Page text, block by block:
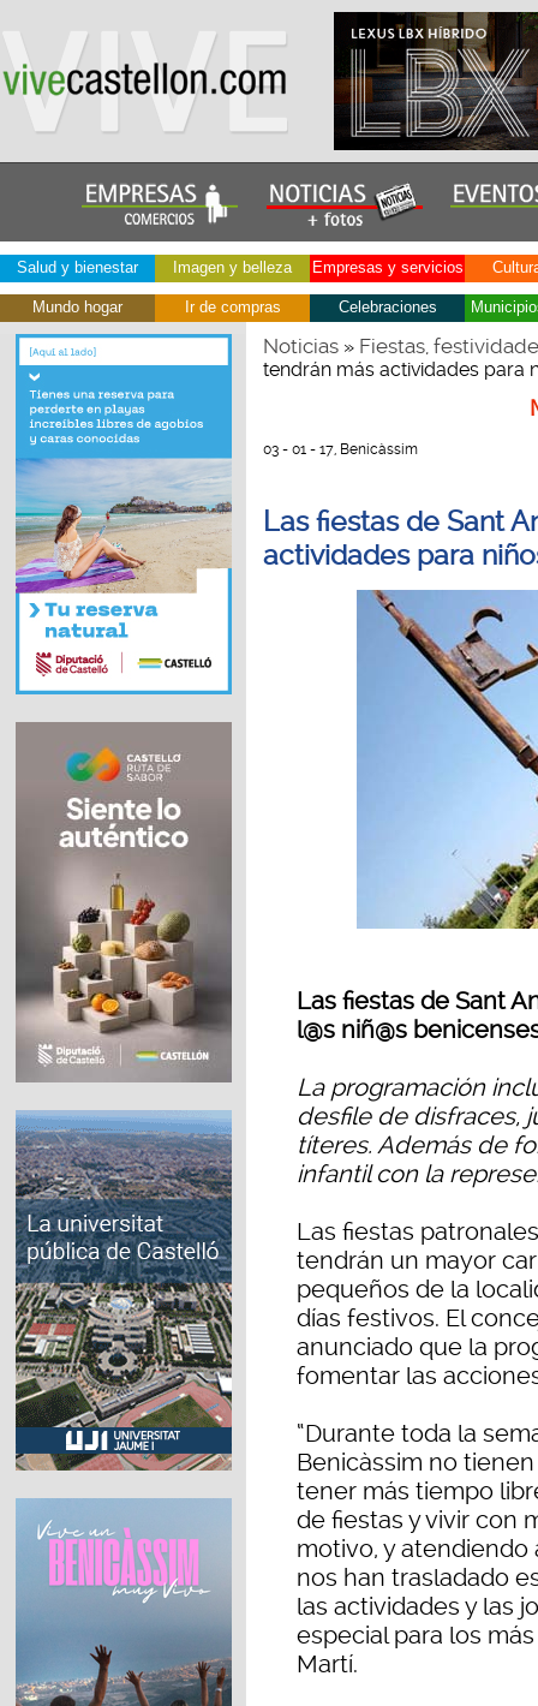
Salud y bienestar Imagen y belleza Empresas y servicios
Mundo hogar Ir de compras Celebraciones
Noticias» Fiestas,
tendrán más actividades para
03 - 01 - 17, Benicàssim
Las fiestas de Sant
actividades para
Las fiestas de Sant
l@s niñ@s
La programación
desfile de disfraces,
títeres. Además de
infantil con la
Las fiestas
tendrán un mayor
pequeños de la
días festivos. El
anunciado que la
fomentar las
“Durante toda la
Benicàssim no
tener más tiempo
de fiestas y vivir con
motivo, y
nos han trasladado
las actividades y las
especial para los
Martí.